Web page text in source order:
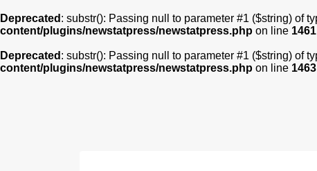
Deprecated : substr(): Passing null to parameter #1 ($string) of
content/plugins/newstatpress/newstatpress.php on line 1461
Deprecated : substr(): Passing null to parameter #1 ($string) of
content/plugins/newstatpress/newstatpress.php on line 1463